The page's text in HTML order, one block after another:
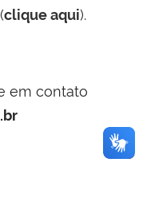
clique aqui).
em contato